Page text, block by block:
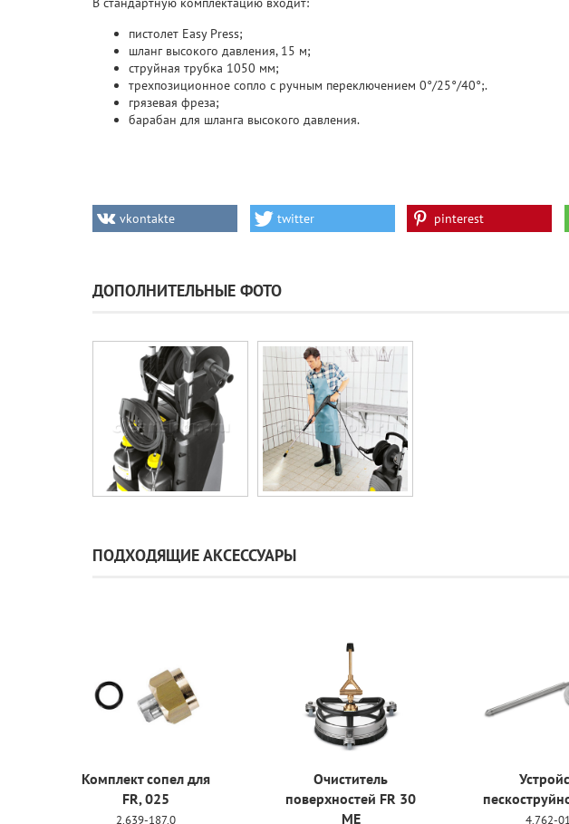
пистолет Easy Press;
шланг высокого давления, 15 м;
струйная трубка 1050 мм;
трехпозиционное сопло с ручным переключением 0°/25°/40°;.
грязевая фреза;
барабан для шланга высокого давления.
vkontakte twitter pinterest
ДОПОЛНИТЕЛЬНЫЕ ФОТО
ПОДХОДЯЩИЕ АКСЕССУАРЫ
Очиститель
поверхностей FR 30
Устройство
пескоструйной чистки